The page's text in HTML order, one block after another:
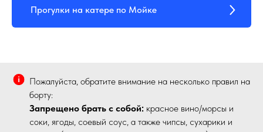
Прогулки на катере по Мойке
Пожалуйста, обратите внимание на несколько правил на
борту:
Запрещено брать с собой: красное вино/морсы и
соки, ягоды, соевый соус, а также чипсы, сухарики и